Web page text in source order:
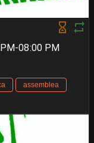
08:00 PM
assemblea